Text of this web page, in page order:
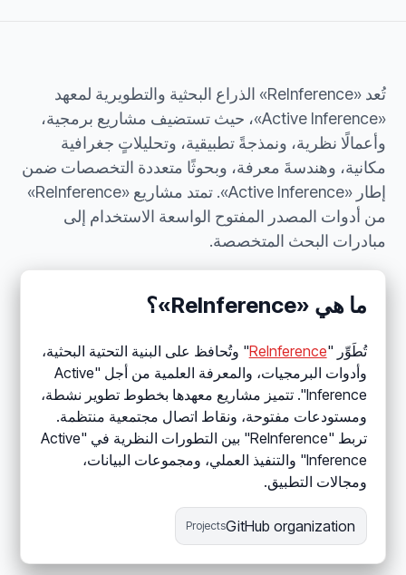
تُعد «ReInference» الذراع البحثية والتطويرية لمعهد
«Active Inference»، حيث تستضيف مشاريع برمجية،
وأعمالًا نظرية، ونمذجةً تطبيقية، وتحليلاتٍ جغرافية
مكانية، وهندسةَ معرفة، وبحوثًا متعددة التخصصات ضمن
إطار «Active Inference». تمتد مشاريع «ReInference»
من أدوات المصدر المفتوح الواسعة الاستخدام إلى
مبادرات البحث المتخصصة.
ما هي «ReInference»؟
تُطَوِّر "ReInference" وتُحافظ على البنية التحتية البحثية،
وأدوات البرمجيات، والمعرفة العلمية من أجل "Active
Inference". تتميز مشاريع معهدها بخطوط تطوير نشطة،
ومستودعات مفتوحة، ونقاط اتصال مجتمعية منتظمة.
تربط "ReInference" بين التطورات النظرية في "Active
Inference" والتنفيذ العملي، ومجموعات البيانات،
ومجالات التطبيق.
GitHub organization
Projects